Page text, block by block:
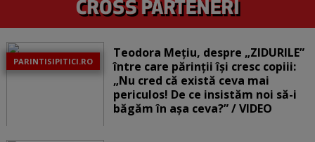
PARINTISIPITICI.RO
Teodora Mețiu, despre „ZIDURILE”
între care părinții își cresc copiii:
„Nu cred că există ceva mai
periculos! De ce insistăm noi să-i
băgăm în așa ceva?” / VIDEO